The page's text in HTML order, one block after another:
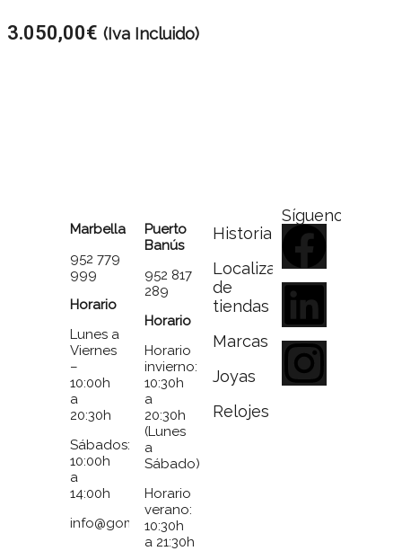
3.050,00€ (Iva Incluido)
Marbella
952 779
999
Horario
Lunes a
Viernes
–
10:00h
a
20:30h
Sábados:
10:00h
a
14:00h
info@gomezymolina.com
Puerto
Banús
952 817
289
Horario
Horario
invierno:
10:30h
a
20:30h
(Lunes
a
Sábado)
Horario
verano:
10:30h
a 21:30h
Historia
Localizador
de
tiendas
Marcas
Joyas
Relojes
Síguenos